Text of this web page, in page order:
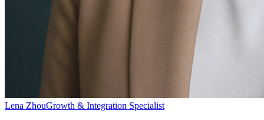
Lena ZhouGrowth & Integration Specialist